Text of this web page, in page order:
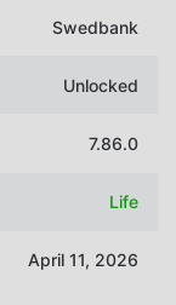
Swedbank
Unlocked
7.86.0
Life
April 11, 2026